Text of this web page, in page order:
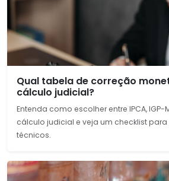
Qual tabela de correção
cálculo judicial?
Entenda como escolher entre IPCA, IGP-
cálculo judicial e veja um checklist para
técnicos.